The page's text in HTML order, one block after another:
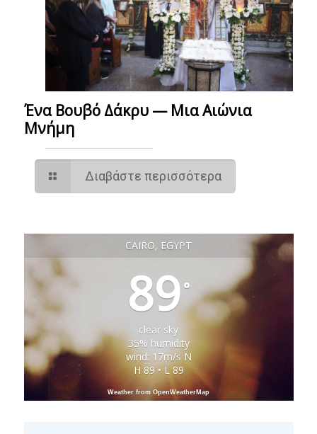
Ένα Βουβό Δάκρυ — Μια Αιώνια
Μνήμη
Διαβάστε περισσότερα
CAIRO, EGYPT
89°
clear sky
35% humidity
wind: 17m/s N
H 89 • L 89
Weather from OpenWeatherMap